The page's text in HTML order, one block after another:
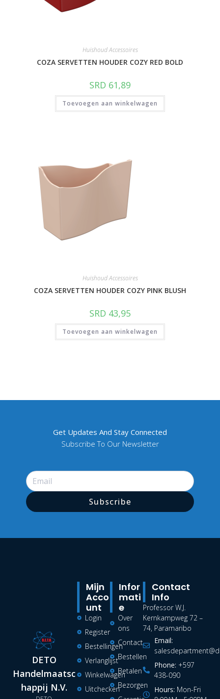
Huishoud Accessoires
COZA SERVETTEN HOUDER COZY RED BOLD
SRD 61,89
Toevoegen aan winkelwagen
Huishoud Accessoires
COZA SERVETTEN HOUDER COZY PINK BLUSH
SRD 43,95
Toevoegen aan winkelwagen
Get Updates And Stay Connected
Subscribe To Our Newsletter
Subscribe
DETO
Handelmaatsc
happij N.V.
Infor
Mati
E
Over
ons
Contact
Bestellen
Betalen
Bezorgen
Mijn
Acco
Unt
Login
Register
Bestellingen
Verlanglijst
Winkelwagen
Uitchecken
Contact
Info
Professor W.J.
Kernkampweg 72 –
74, Paramaribo
Email:
Phone: +597
438-090
Hours: Mon-Fri